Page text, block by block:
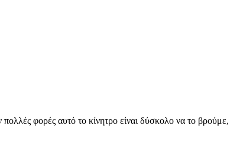
φορές αυτό το κίνητρο είναι δύσκολο να το βρούμε,